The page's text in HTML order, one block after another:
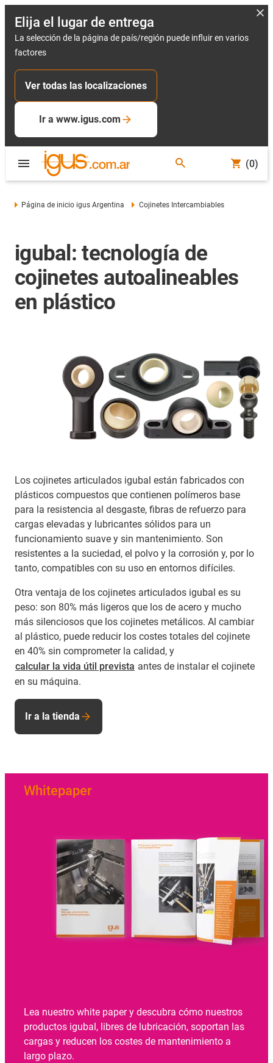
Elija el lugar de entrega
La selección de la página de país/región puede influir en varios
factores
Ver todas las localizaciones
Ir a www.igus.com
(0)
Página de inicio igus Argentina Cojinetes Intercambiables
igubal: tecnología de
cojinetes autoalineables
en plástico
Los cojinetes articulados igubal están fabricados con
plásticos compuestos que contienen polímeros base
para la resistencia al desgaste, fibras de refuerzo para
cargas elevadas y lubricantes sólidos para un
funcionamiento suave y sin mantenimiento. Son
resistentes a la suciedad, el polvo y la corrosión y, por lo
tanto, compatibles con su uso en entornos difíciles.
Otra ventaja de los cojinetes articulados igubal es su
peso: son 80% más ligeros que los de acero y mucho
más silenciosos que los cojinetes metálicos. Al cambiar
al plástico, puede reducir los costes totales del cojinete
en 40% sin comprometer la calidad, y
calcular la vida útil prevista antes de instalar el cojinete
en su máquina.
Ir a la tienda
Whitepaper
Lea nuestro white paper y descubra cómo nuestros
productos igubal, libres de lubricación, soportan las
cargas y reducen los costes de mantenimiento a
largo plazo.